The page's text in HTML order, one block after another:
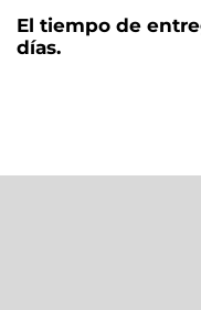
El tiempo de
días.